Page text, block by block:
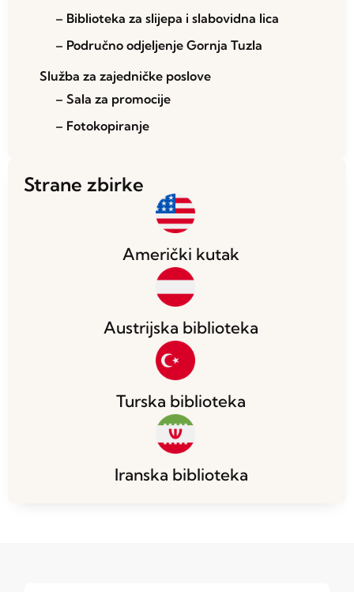
– Biblioteka za slijepa i slabovidna lica
– Područno odjeljenje Gornja Tuzla
Služba za zajedničke poslove
– Sala za promocije
– Fotokopiranje
Strane zbirke
Američki kutak
Austrijska biblioteka
Turska biblioteka
Iranska biblioteka